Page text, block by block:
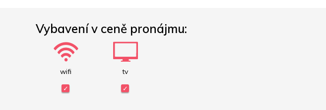
Vybavení v ceně pronájmu:
wifi tv